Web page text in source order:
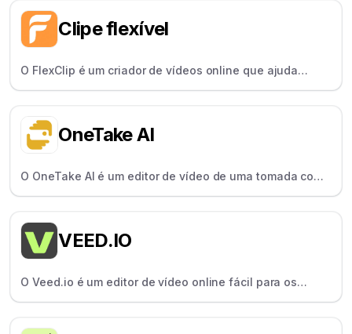
Clipe flexível
O FlexClip é um criador de vídeos online que ajuda
qualquer pessoa a criar vídeos com modelos, activos de
OneTake AI
O OneTake AI é um editor de vídeo de uma tomada com
tecnologia de IA para criadores de cursos que corta
VEED.IO
O Veed.io é um editor de vídeo online fácil para os
criadores editarem e legendarem rapidamente os